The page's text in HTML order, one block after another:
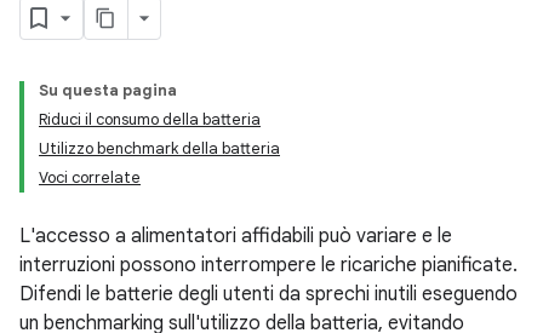
Su questa pagina
Riduci il consumo della batteria
Utilizzo benchmark della batteria
Voci correlate
L'accesso a alimentatori affidabili può variare e le
interruzioni possono interrompere le ricariche pianificate.
Difendi le batterie degli utenti da sprechi inutili eseguendo
un benchmarking sull'utilizzo della batteria, evitando